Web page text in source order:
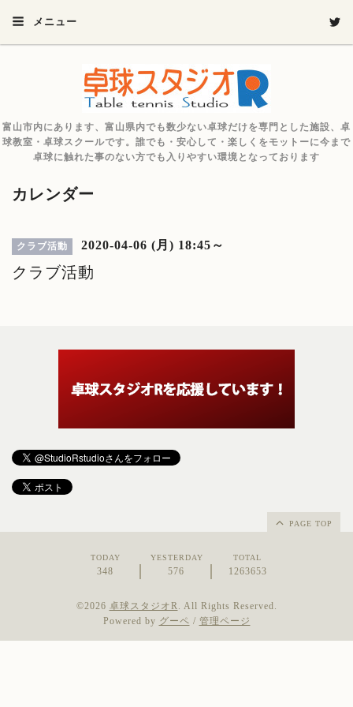
メニュー
富山市内にあります、富山県内でも数少ない卓球だけを専門とした施設、卓
球教室・卓球スクールです。誰でも・安心して・楽しくをモットーに今まで
卓球に触れた事のない方でも入りやすい環境となっております
カレンダー
クラブ活動 2020-04-06 (月) 18:45～
クラブ活動
PAGE TOP
TODAY
348
YESTERDAY
576
TOTAL
1263653
©2026 卓球スタジオR. All Rights Reserved.
Powered by グーペ / 管理ページ